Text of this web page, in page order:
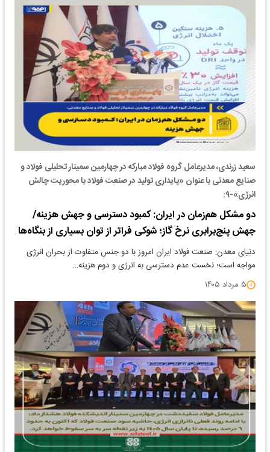
سعید زرندی، مدیرعامل گروه فولاد مبارکه در چهارمین سمینار تحلیلی فولاد و
صنایع معدنی با عنوان «پایداری تولید در صنعت فولاد با محوریت چالش
انرژی»-۹:
دو مشکل هم‌زمان در ایران: کمبود دسترسی و جهش هزینه/
جهش پنج‌برابری نرخ گاز؛ شوکی فراتر از توان بسیاری از بنگاه‌ها
دنیای معدن: صنعت فولاد ایران امروز با دو جنس متفاوت از بحران انرژی
مواجه است؛ نخست عدم دسترسی به انرژی و دوم هزینه…
۵ مرداد ۱۴۰۵